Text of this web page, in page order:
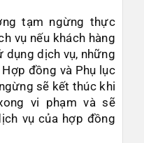
tạm ngừng thực
vụ nếu khách hàng
dụng dịch vụ, những
đồng và Phụ lục
sẽ kết thúc khi
vi phạm và sẽ
vụ của hợp đồng